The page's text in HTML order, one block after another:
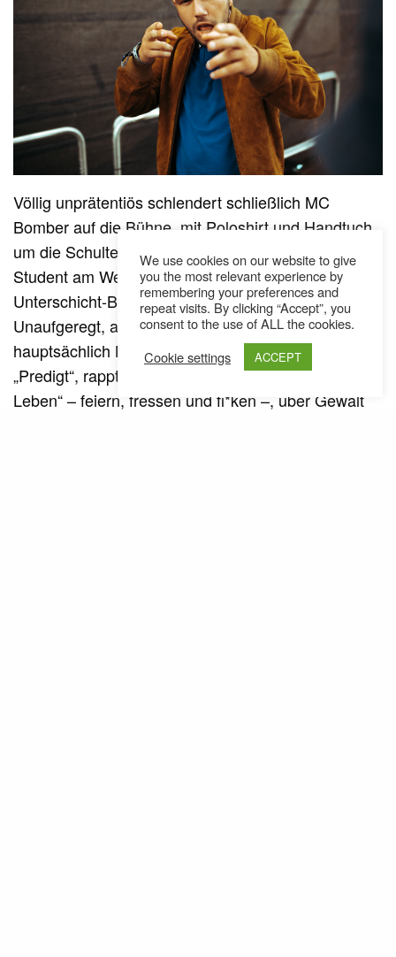
Völlig unprätentiös schlendert schließlich MC
Bomber auf die Bühne, mit Poloshirt und Handtuch
um die Schulter sieht er eher aus wie ein BWL-
Student am Weg zur Strandliege, denn als
Unterschicht-Bärentöter des Prenzlauer Berges.
Unaufgeregt, aber doch energisch spielt er
hauptsächlich Nummern aus seinem Debütalbum
„Predigt“, rappt über die „drei wichtigsten Dinge im
Leben“ – feiern, fressen und fi*ken –, über Gewalt
We use cookies on our website to give
you the most relevant experience by
remembering your preferences and
repeat visits. By clicking “Accept”, you
consent to the use of ALL the cookies.
Cookie settings
ACCEPT